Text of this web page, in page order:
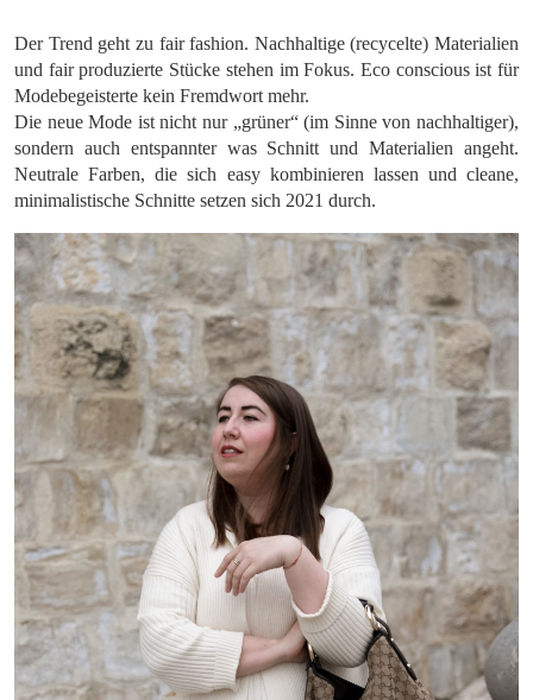
Der Trend geht zu fair fashion. Nachhaltige (recycelte) Materialien
und fair produzierte Stücke stehen im Fokus. Eco conscious ist für
Modebegeisterte kein Fremdwort mehr.
Die neue Mode ist nicht nur „grüner“ (im Sinne von nachhaltiger),
sondern auch entspannter was Schnitt und Materialien angeht.
Neutrale Farben, die sich easy kombinieren lassen und cleane,
minimalistische Schnitte setzen sich 2021 durch.